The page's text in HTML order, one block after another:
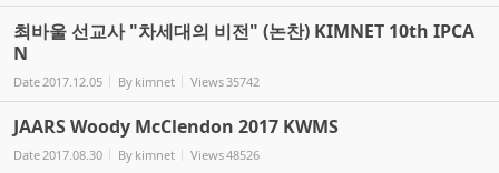
최바울 선교사 "차세대의 비전" (논찬) KIMNET 10th IPCA
N
Date2017.12.05 By kimnet Views35742
JAARS Woody McClendon 2017 KWMS
Date2017.08.30 By kimnet Views48526